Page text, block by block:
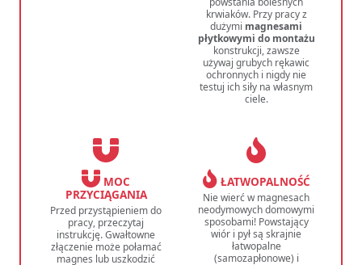
krwiaków. Przy pracy z
dużymi magnesami
płytkowymi do montażu
konstrukcji, zawsze
używaj grubych rękawic
ochronnych i nigdy nie
testuj ich siły na własnym
ciele.
MOC
PRZYCIĄGANIA
Przed przystąpieniem do
pracy, przeczytaj
instrukcję. Gwałtowne
złączenie może połamać
magnes lub uszkodzić
ŁATWOPALNOŚĆ
Nie wierć w magnesach
neodymowych domowymi
sposobami! Powstający
wiór i pył są skrajnie
łatwopalne
(samozapłonowe) i